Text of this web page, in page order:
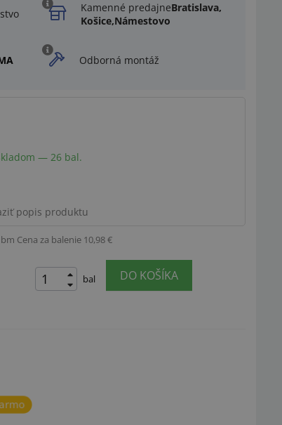
Kamenné predajneBratislava,
Košice,Námestovo
Odborná montáž
— 26 bal.
popis produktu
Cena za balenie 10,98 €
bal DO KOŠÍKA